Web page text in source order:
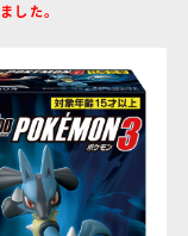
ドラゴンボール
ポケモンキッズ
した。